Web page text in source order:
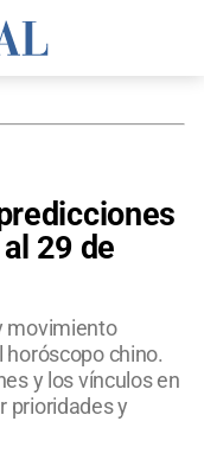
29 de
movimiento
horóscopo chino.
y los vínculos en
prioridades y